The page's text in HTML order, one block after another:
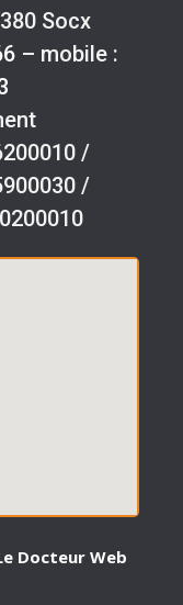
Socx
– mobile :
/
/
Docteur Web